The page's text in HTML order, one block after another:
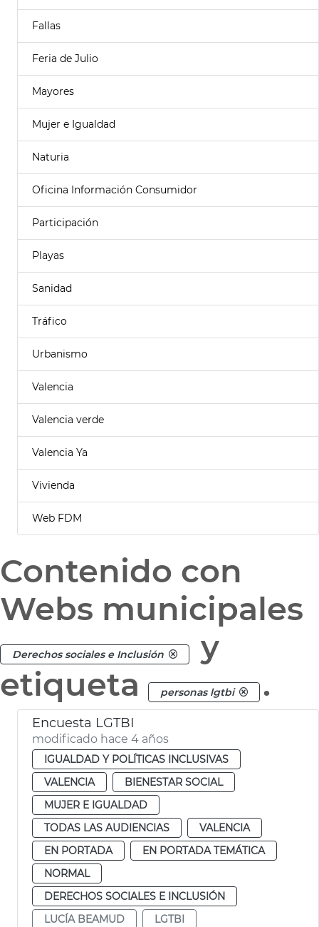
Fallas
Feria de Julio
Mayores
Mujer e Igualdad
Naturia
Oficina Información Consumidor
Participación
Playas
Sanidad
Tráfico
Urbanismo
Valencia
Valencia verde
Valencia Ya
Vivienda
Web FDM
Contenido con
Webs municipales
Derechos sociales e Inclusión
y
etiqueta
personas lgtbi .
Encuesta LGTBI
modificado hace 4 años
IGUALDAD Y POLÍTICAS INCLUSIVAS
VALENCIA
BIENESTAR SOCIAL
MUJER E IGUALDAD
TODAS LAS AUDIENCIAS
VALENCIA
EN PORTADA
EN PORTADA TEMÁTICA
NORMAL
DERECHOS SOCIALES E INCLUSIÓN
LUCÍA BEAMUD
LGTBI